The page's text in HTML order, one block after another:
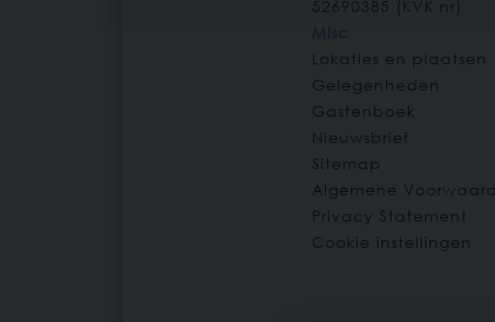
52690385 (KVK nr)
Misc
Lokaties en plaatsen
Gelegenheden
Gastenboek
Nieuwsbrief
Sitemap
Algemene
Privacy Statement
Cookie instellingen